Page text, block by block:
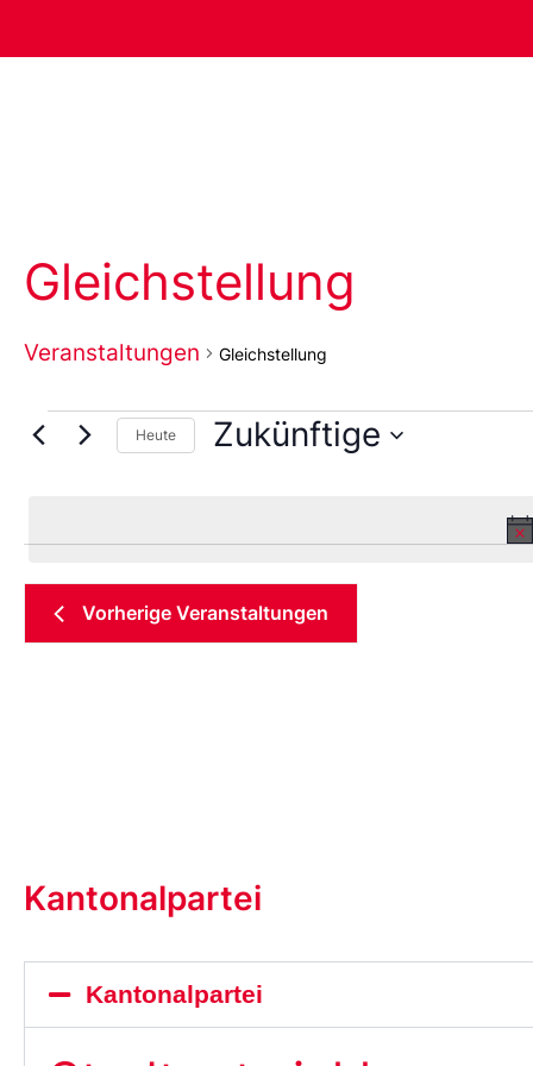
Gleichstellung
Veranstaltungen Gleichstellung
Heute Zukünftige
Vorherige Veranstaltungen
Kantonalpartei
Kantonalpartei